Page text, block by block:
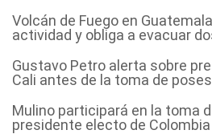
Volcán de Fuego en
actividad y obliga a evacuar
Gustavo Petro alerta sobre
Cali antes de la toma de
Mulino participará en la toma
presidente electo de Colombia